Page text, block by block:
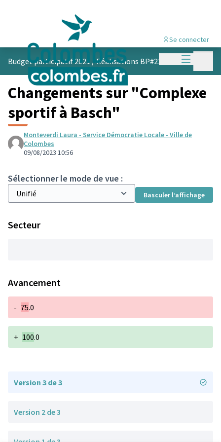
Menu
Se connecter
Budget participatif 2021 /Réalisations BP#21
Changements sur "Complexe
sportif à Basch"
Monteverdi Laura - Service Démocratie Locale - Ville de
Colombes
09/08/2023 10:56
Sélectionner le mode de vue :
Basculer l’affichage
Secteur
Avancement
- 75.0
+ 100.0
Version 3 de 3
Version 2 de 3